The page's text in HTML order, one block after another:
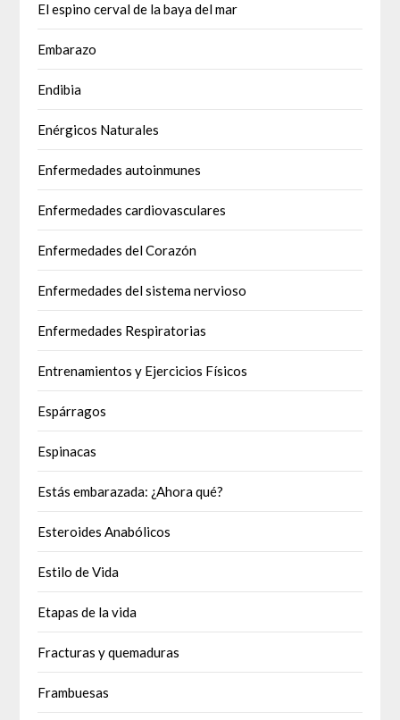
El espino cerval de la baya del mar
Embarazo
Endibia
Enérgicos Naturales
Enfermedades autoinmunes
Enfermedades cardiovasculares
Enfermedades del Corazón
Enfermedades del sistema nervioso
Enfermedades Respiratorias
Entrenamientos y Ejercicios Físicos
Espárragos
Espinacas
Estás embarazada: ¿Ahora qué?
Esteroides Anabólicos
Estilo de Vida
Etapas de la vida
Fracturas y quemaduras
Frambuesas